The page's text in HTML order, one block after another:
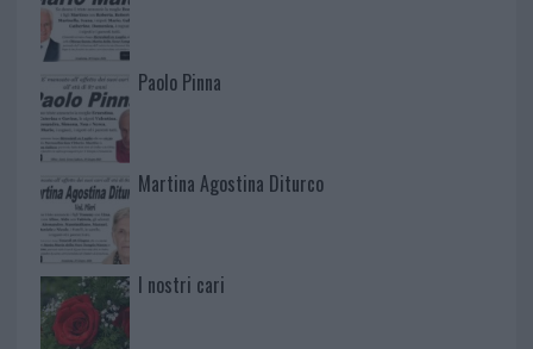
Paolo Pinna
Martina Agostina Diturco
I nostri cari